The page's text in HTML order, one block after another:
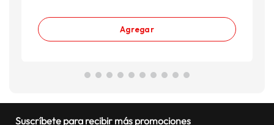
Agregar
Suscríbete para recibir más promociones